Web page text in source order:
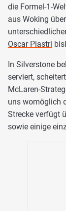
die Formel-1-
aus Woking
Oscar Piastri
In Silverstone
serviert,
McLaren-
uns womöglich
Strecke verfügt
sowie einige